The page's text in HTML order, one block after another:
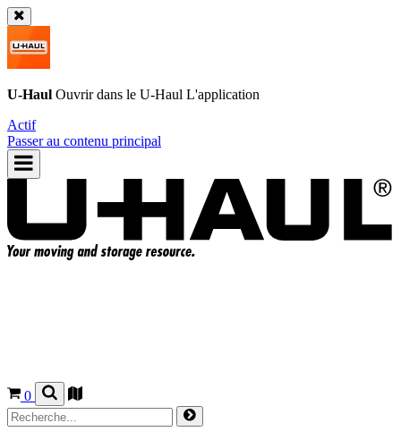
U-Haul Ouvrir dans le U-Haul L'application
Actif
Passer au contenu principal
0